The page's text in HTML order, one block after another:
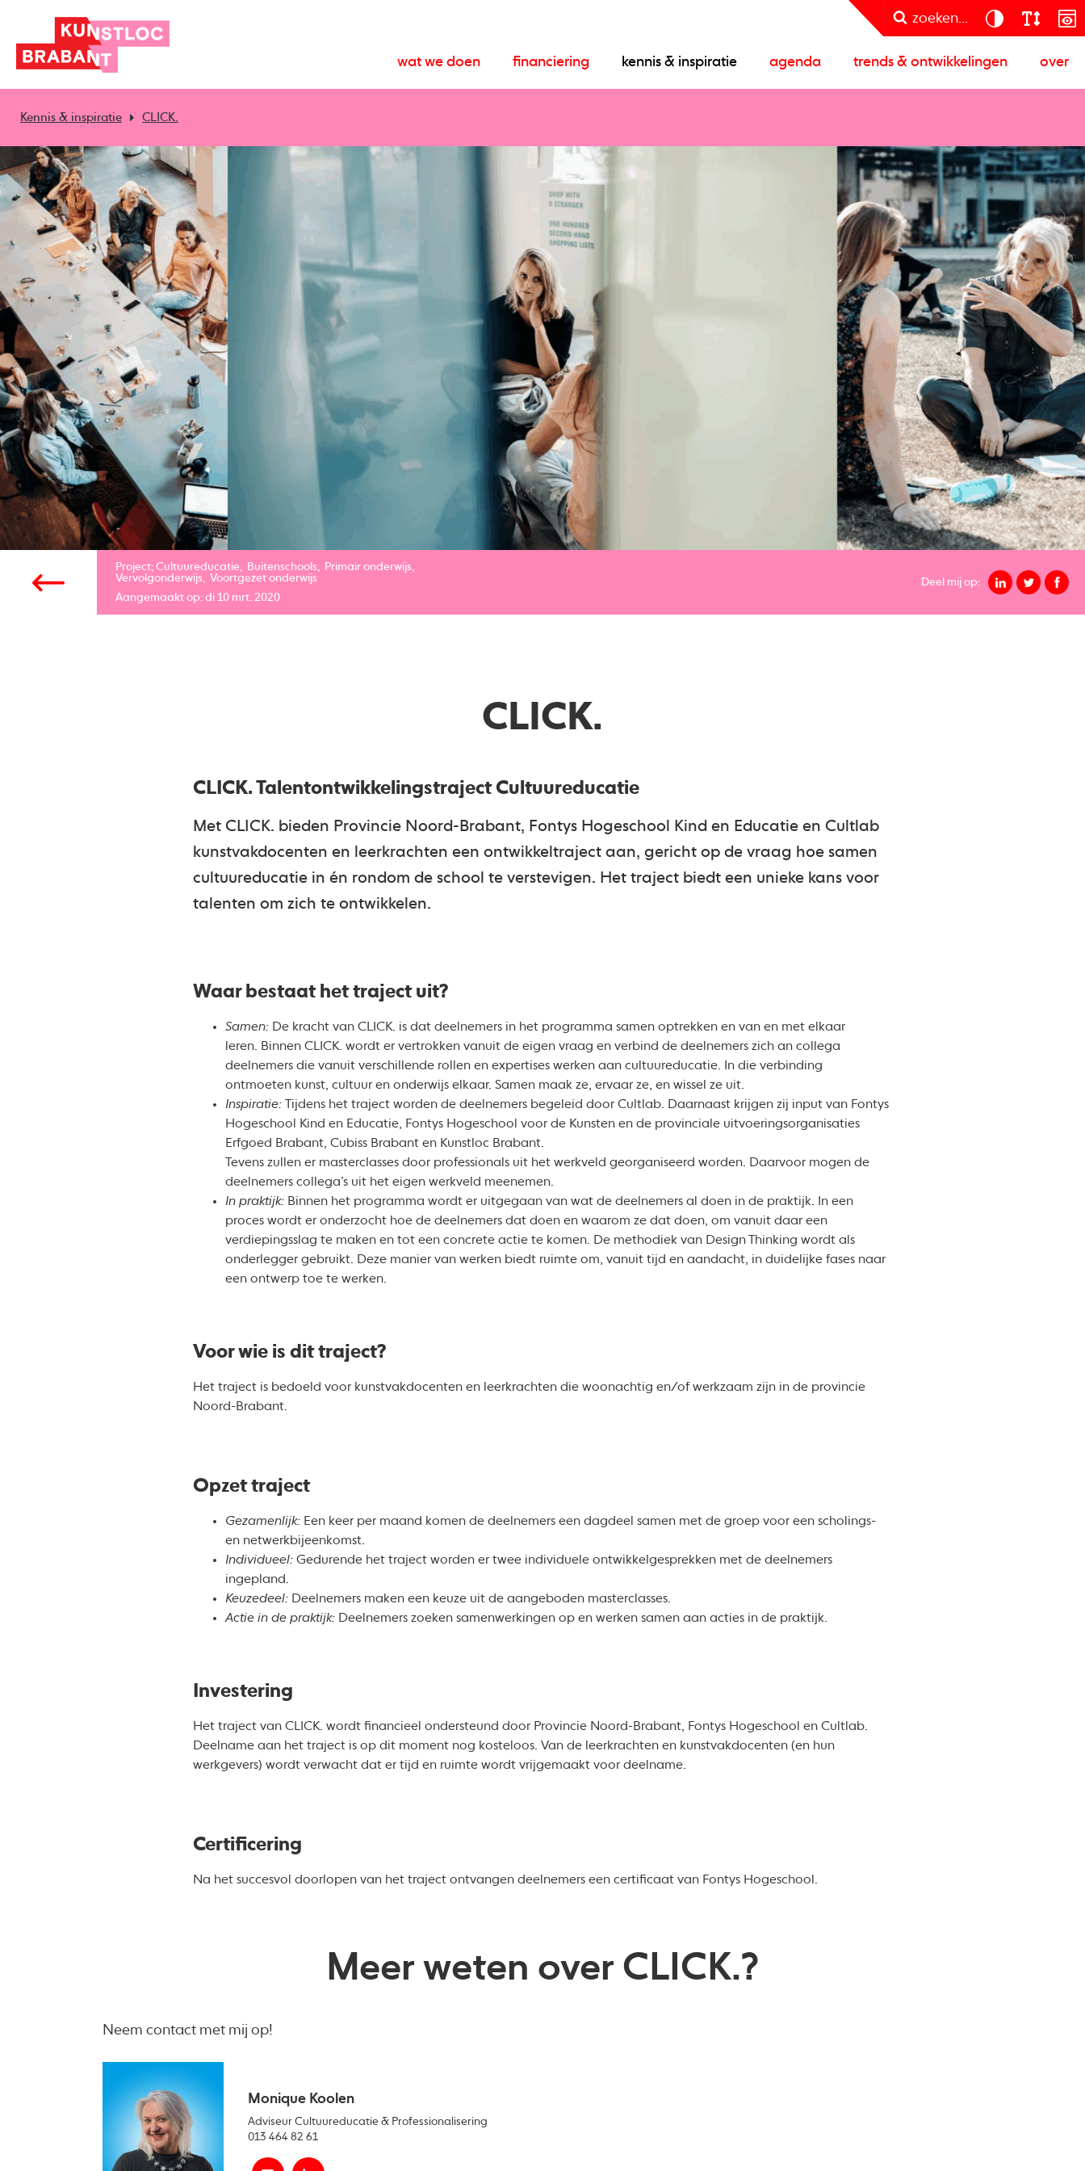
zoeken...
wat we doen financiering kennis & inspiratie agenda trends & ontwikkelingen over
Kennis & inspiratie CLICK.
Project; Cultuureducatie Buitenschools
Primair onderwijs
Vervolgonderwijs
Voortgezet onderwijs
Aangemaakt op: di 10 mrt. 2020
Deel mij op:
CLICK.
CLICK. Talentontwikkelingstraject Cultuureducatie
Met CLICK. bieden Provincie Noord-Brabant, Fontys Hogeschool Kind en Educatie en Cultlab
kunstvakdocenten en leerkrachten een ontwikkeltraject aan, gericht op de vraag hoe samen
cultuureducatie in én rondom de school te verstevigen. Het traject biedt een unieke kans voor
talenten om zich te ontwikkelen.
Waar bestaat het traject uit?
Samen: De kracht van CLICK. is dat deelnemers in het programma samen optrekken en van en met elkaar
leren. Binnen CLICK. wordt er vertrokken vanuit de eigen vraag en verbind de deelnemers zich an collega
deelnemers die vanuit verschillende rollen en expertises werken aan cultuureducatie. In die verbinding
ontmoeten kunst, cultuur en onderwijs elkaar. Samen maak ze, ervaar ze, en wissel ze uit.
Inspiratie:
Tijdens het traject worden de deelnemers begeleid door Cultlab. Daarnaast krijgen zij input van Fontys
Hogeschool Kind en Educatie, Fontys Hogeschool voor de Kunsten en de provinciale uitvoeringsorganisaties
Erfgoed Brabant, Cubiss Brabant en Kunstloc Brabant.
Tevens zullen er masterclasses door professionals uit het werkveld georganiseerd worden. Daarvoor mogen de
deelnemers collega’s uit het eigen werkveld meenemen.
In praktijk: Binnen het programma wordt er uitgegaan van wat de deelnemers al doen in de praktijk. In een
proces wordt er onderzocht hoe de deelnemers dat doen en waarom ze dat doen, om vanuit daar een
verdiepingsslag te maken en tot een concrete actie te komen. De methodiek van Design Thinking wordt als
onderlegger gebruikt. Deze manier van werken biedt ruimte om, vanuit tijd en aandacht, in duidelijke fases naar
een ontwerp toe te werken.
Voor wie is dit traject?
Het traject is bedoeld voor kunstvakdocenten en leerkrachten die woonachtig en/of werkzaam zijn in de provincie
Noord-Brabant.
Opzet traject
Gezamenlijk: Een keer per maand komen de deelnemers een dagdeel samen met de groep voor een scholings-
en netwerkbijeenkomst.
Individueel: Gedurende het traject worden er twee individuele ontwikkelgesprekken met de deelnemers
ingepland.
Keuzedeel: Deelnemers maken een keuze uit de aangeboden masterclasses.
Actie in de praktijk: Deelnemers zoeken samenwerkingen op en werken samen aan acties in de praktijk.
Investering
Het traject van CLICK. wordt financieel ondersteund door Provincie Noord-Brabant, Fontys Hogeschool en Cultlab.
Deelname aan het traject is op dit moment nog kosteloos. Van de leerkrachten en kunstvakdocenten (en hun
werkgevers) wordt verwacht dat er tijd en ruimte wordt vrijgemaakt voor deelname.
Certificering
Na het succesvol doorlopen van het traject ontvangen deelnemers een certificaat van Fontys Hogeschool.
Meer weten over CLICK.?
Neem contact met mij op!
Monique Koolen
Adviseur Cultuureducatie & Professionalisering
013 464 82 61